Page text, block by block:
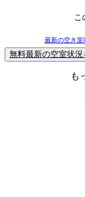
こ
最新の空き室
無料最新の空室状
も